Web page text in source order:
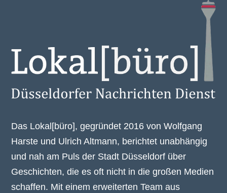
Das Lokal[büro], gegründet 2016 von Wolfgang
Harste und Ulrich Altmann, berichtet unabhängig
und nah am Puls der Stadt Düsseldorf über
Geschichten, die es oft nicht in die großen Medien
schaffen. Mit einem erweiterten Team aus